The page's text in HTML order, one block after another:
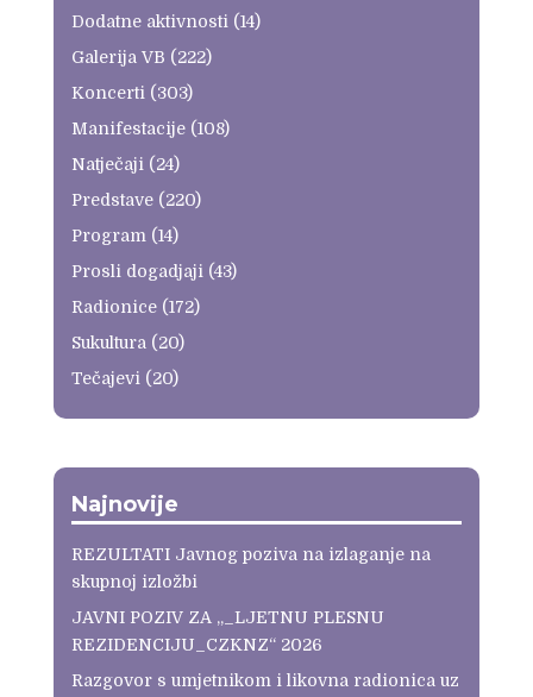
Dodatne aktivnosti (14)
Galerija VB (222)
Koncerti (303)
Manifestacije(108)
Natječaji (24)
Predstave(220)
Program (14)
Prosli dogadjaji (43)
Radionice(172)
Sukultura (20)
Tečajevi (20)
Najnovije
REZULTATI Javnog poziva na izlaganje na
skupnoj izložbi
JAVNI POZIV ZA „_LJETNU PLESNU
REZIDENCIJU_CZKNZ“ 2026
Razgovor s umjetnikom i likovna radionica uz